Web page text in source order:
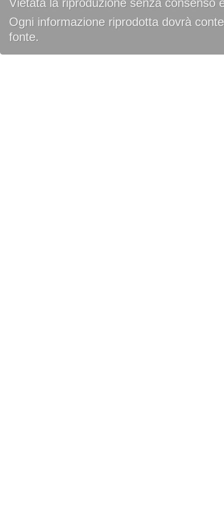
Vietata la riproduzione senza consenso
Ogni informazione riprodotta dovrà
fonte.